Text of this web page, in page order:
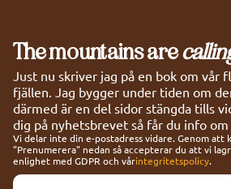
The mountains are
Just nu skriver jag på en bok om vår
fjällen. Jag bygger under tiden om
därmed är en del sidor stängda tills
dig på nyhetsbrevet så får du info
Vi delar inte din e-postadress vidare. Genom att
"Prenumerera" nedan så accepterar du att vi
enlighet med GDPR och vårintegritetspolicy.